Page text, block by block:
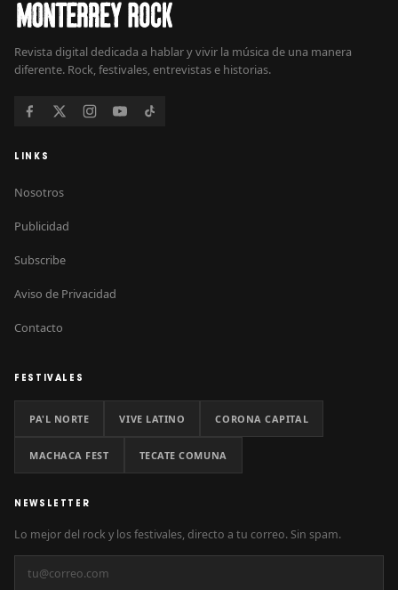
Revista digital dedicada a hablar y vivir la música de una manera
diferente. Rock, festivales, entrevistas e historias.
LINKS
Nosotros
Publicidad
Subscribe
Aviso de Privacidad
Contacto
FESTIVALES
PA'L NORTE VIVE LATINO CORONA CAPITAL
MACHACA FEST TECATE COMUNA
NEWSLETTER
Lo mejor del rock y los festivales, directo a tu correo. Sin spam.